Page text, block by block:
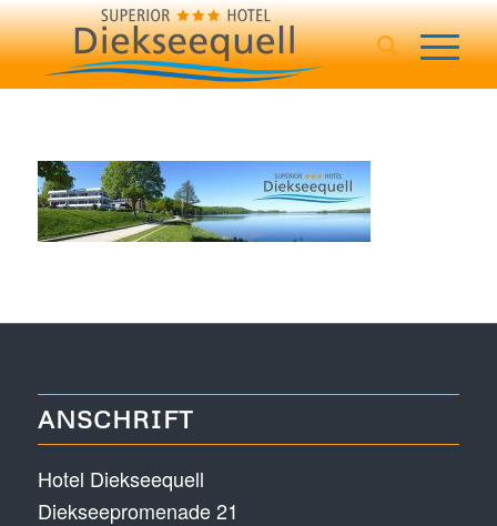
ANSCHRIFT
Hotel Diekseequell
Diekseepromenade 21